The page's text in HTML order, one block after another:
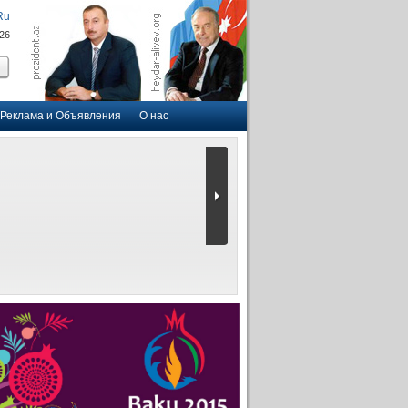
Реклама и Объявления О нас